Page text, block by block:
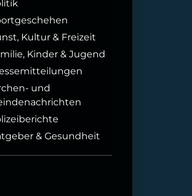
Kultur & Freizeit
Kinder & Jugend
und
& Gesundheit